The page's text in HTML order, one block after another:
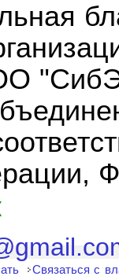
Связаться с